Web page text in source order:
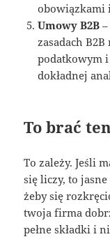
obowiązkami
Umowy B2B
zasadach
podatkowym i
dokładnej
To brać
To zależy. Jeśli
się liczy, to
żeby się
twoja firma
pełne składki i